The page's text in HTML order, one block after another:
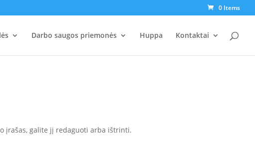
0 Items
Darbo saugos priemonės Huppa Kontaktai
įrašas, galite jį redaguoti arba ištrinti.